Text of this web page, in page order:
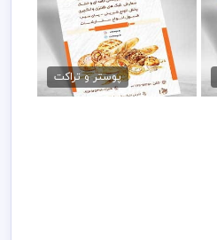
طرح تراکت نان فانتزی psd
79,000 تومانپوستر و تراکت